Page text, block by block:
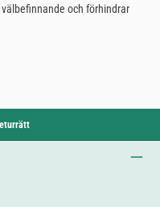
och förhindrar